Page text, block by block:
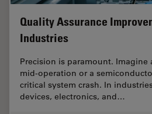
Quality Assurance
Industries
Precision is paramount. Imagine
mid-operation or a
critical system crash. In
devices, electronics, and…